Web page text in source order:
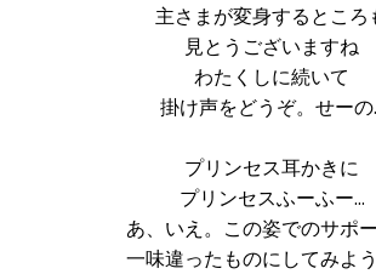
主さまが変身するところ
見とうございますね
わたくしに続いて
掛け声をどうぞ。せー
プリンセス耳かきに
プリンセスふーふー…
あ、いえ。この姿でのサポ
一味違ったものにしてみよ